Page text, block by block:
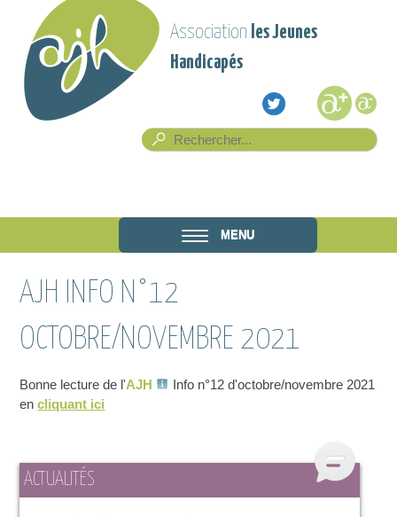
Aller au contenu principal
Association les Jeunes
Handicapés
Formulaire de recherche
Association
les Jeunes
Handicapés
MENU
AJH INFO N°12
OCTOBRE/NOVEMBRE 2021
Bonne lecture de l'AJH
Info n°12 d'octobre/novembre 2021
encliquant ici
ACTUALITÉS